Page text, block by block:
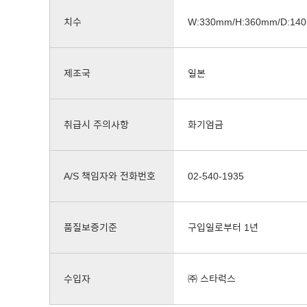
치수 W:330mm/H:360mm/
제조국 일본
취급시 주의사항 화기엄금
A/S 책임자와 전화번호 02-540-1935
품질보증기준 구입일로부터 1년
수입자 ㈜ 스타럭스